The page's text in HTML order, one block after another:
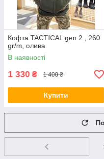
Кофта TACTICAL gen 2 , 260
gr/m, олива
В наявності
1 330 ₴ 1 400 ₴
Купити